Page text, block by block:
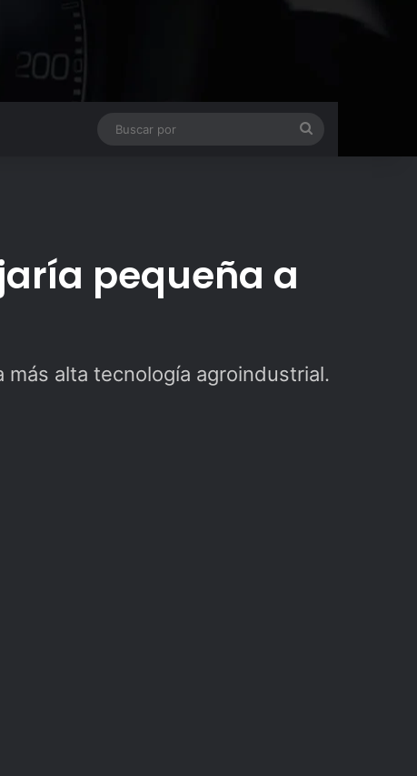
pequeña a
alta tecnología agroindustrial.